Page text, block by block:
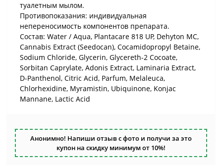
туалетным мылом.
Противопоказания: индивидуальная
непереносимость компонентов препарата.
Состав: Water / Aqua, Plantacare 818 UP, Dehyton MC,
Cannabis Extract (Seedocan), Cocamidopropyl Betaine,
Sodium Chloride, Glycerin, Glycereth-2 Cocoate,
Sorbitan Caprylate, Adonis Extract, Laminaria Extract,
D-Panthenol, Citric Acid, Parfum, Melaleuca,
Chlorhexidine, Myramistin, Ubiquinone, Konjac
Mannane, Lactic Acid
Анонимно! Напиши отзыв с фото и получи за это
купон на скидку минимум от 10%!